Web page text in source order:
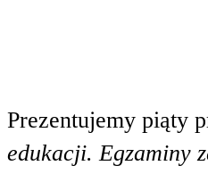
Prezentujemy piąty
edukacji. Egzaminy